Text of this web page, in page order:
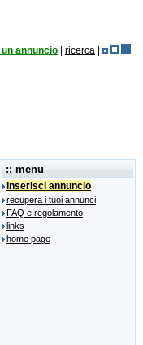
annuncio ricerca
:: menu
inserisci annuncio
recupera i tuoi annunci
FAQ e regolamento
links
home page